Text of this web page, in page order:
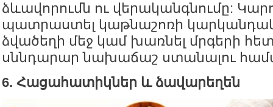
ձևավորումն ու վերականգնումը:
պատրաստել կաթնաշոռի
ձվածեղի մեջ կամ խառնել մրգերի
սննդարար նախաճաշ ստանալու
6. Հացահատիկներ և ձավարեղեն